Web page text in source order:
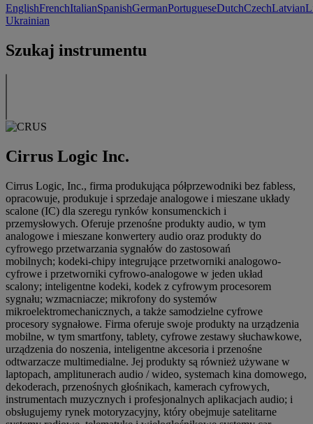
EnglishFrenchItalianSpanishGermanPortugueseDutchCzechLatvian
Ukrainian
Szukaj instrumentu
Cirrus Logic Inc.
Cirrus Logic, Inc., firma produkująca półprzewodniki bez fabless,
opracowuje, produkuje i sprzedaje analogowe i mieszane układy
scalone (IC) dla szeregu rynków konsumenckich i
przemysłowych. Oferuje przenośne produkty audio, w tym
analogowe i mieszane konwertery audio oraz produkty do
cyfrowego przetwarzania sygnałów do zastosowań
mobilnych; kodeki-chipy integrujące przetworniki analogowo-
cyfrowe i przetworniki cyfrowo-analogowe w jeden układ
scalony; inteligentne kodeki, kodek z cyfrowym procesorem
sygnału; wzmacniacze; mikrofony do systemów
mikroelektromechanicznych, a także samodzielne cyfrowe
procesory sygnałowe. Firma oferuje swoje produkty na urządzenia
mobilne, w tym smartfony, tablety, cyfrowe zestawy słuchawkowe,
urządzenia do noszenia, inteligentne akcesoria i przenośne
odtwarzacze multimedialne. Jej produkty są również używane w
laptopach, amplitunerach audio / wideo, systemach kina domowego,
dekoderach, przenośnych głośnikach, kamerach cyfrowych,
instrumentach muzycznych i profesjonalnych aplikacjach audio; i
obsługujemy rynek motoryzacyjny, który obejmuje satelitarne